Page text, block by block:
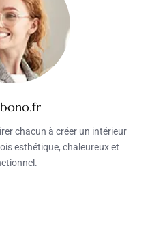
chacun à créer un intérieur
esthétique, chaleureux et